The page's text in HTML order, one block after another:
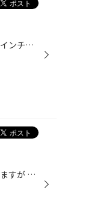
皆様こんにちは 今回は、プレミオにＨＯＴスタッフさんのプレミアム10の１７インチと タナベさんのＮＦ210のダウンサスの装着です。 乗り心地と軽量ホイールを優先的に選択させていただきましたが あまりドレスアップされていない車両もあって なかなかカッコ良くなりましたね 燃費の方も恐らく純正...
いつもどきどき 新車納車前作業です。 もちろん納車前でもきっちり作業いたしますが 気持ち的にいつもどきどきしております。 今回は、この秋に追加グレードがありました 現行エルグランドに２０インチホイール＆ＴＥＩＮの車高調取り付けです。 現行エルグランドで標準装備の空気圧センサーも移植...